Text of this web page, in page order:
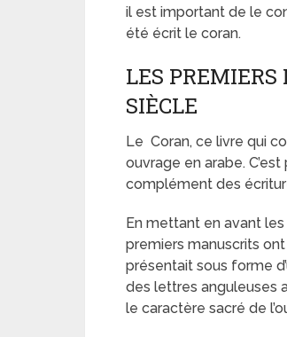
il est important de le
été écrit le coran.
LES
SIÈCLE
Le Coran, ce livre qui
ouvrage en arabe.
complément des
En mettant en avant les
premiers manuscrits
présentait sous forme
des lettres anguleuses
le caractère sacré de